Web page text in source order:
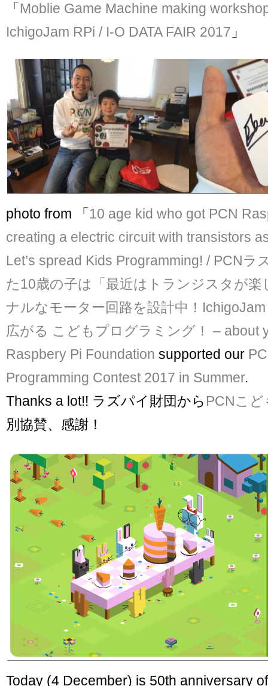
「 Moblie Game Machine making
IchigoJam RPi / I-O DATA FAIR 2017 」
photo from 「 10 age kid who got PCN
creating a electric circuit with transistors
Let’s spread Kids Programming! / PCNラ
た10歳の子は「最近はトランジスタが楽
ナルなモーター回路を設計中！
広がる こどもプログラミング！ – about
Raspbery Pi Foundation supported our
Programming Contest 2017 in Summer.
Thanks a lot!! ラズパイ財団から PCNこ
別協賛、感謝！
Today (4 December) is 50th anniversary